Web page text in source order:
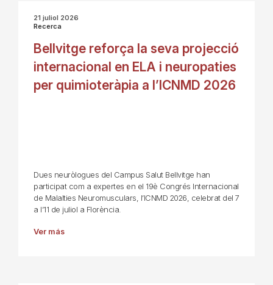
21 juliol 2026
Recerca
Bellvitge reforça la seva projecció
internacional en ELA i neuropaties
per quimioteràpia a l’ICNMD 2026
Dues neuròlogues del Campus Salut Bellvitge han
participat com a expertes en el 19è Congrés Internacional
de Malalties Neuromusculars, l’ICNMD 2026, celebrat del 7
a l’11 de juliol a Florència.
Ver más